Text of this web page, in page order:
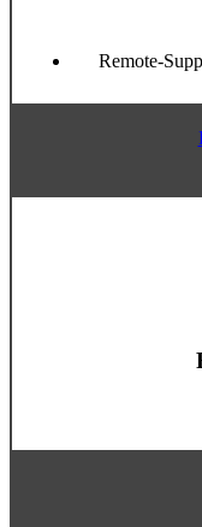
Remote-